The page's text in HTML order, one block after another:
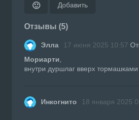
🙂 Добавить
Отзывы (5)
Элла 17 июня 2025 10:57
Мориарти
внутри дуршлаг вверх тормашками
Инкогнито 18 января 2025